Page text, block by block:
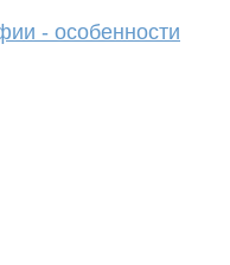
- особенности